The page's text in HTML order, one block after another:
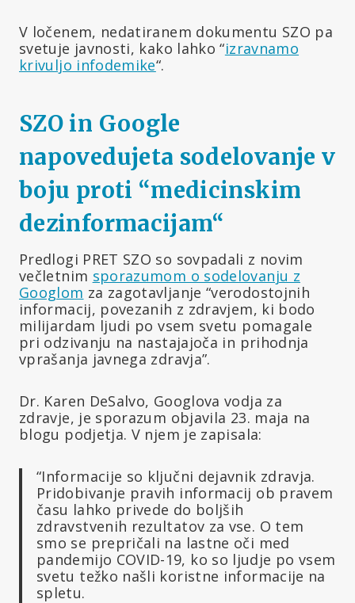
V ločenem, nedatiranem dokumentu SZO pa
svetuje javnosti, kako lahko “izravnamo
krivuljo infodemike“.
SZO in Google
napovedujeta sodelovanje v
boju proti “medicinskim
dezinformacijam“
Predlogi PRET SZO so sovpadali z novim
večletnim sporazumom o sodelovanju z
Googlom za zagotavljanje “verodostojnih
informacij, povezanih z zdravjem, ki bodo
milijardam ljudi po vsem svetu pomagale
pri odzivanju na nastajajoča in prihodnja
vprašanja javnega zdravja”.
Dr. Karen DeSalvo, Googlova vodja za
zdravje, je sporazum objavila 23. maja na
blogu podjetja. V njem je zapisala:
“Informacije so ključni dejavnik zdravja.
Pridobivanje pravih informacij ob pravem
času lahko privede do boljših
zdravstvenih rezultatov za vse. O tem
smo se prepričali na lastne oči med
pandemijo COVID-19, ko so ljudje po vsem
svetu težko našli koristne informacije na
spletu.